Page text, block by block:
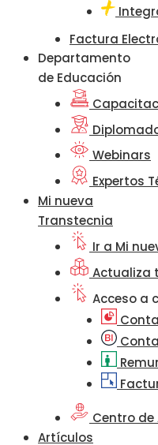
Factura
Departamento
de Educación
Webinars
Expertos
Mi nueva
Transtecnia
Ir a Mi
Actualiza
Acceso a
Centro
Artículos